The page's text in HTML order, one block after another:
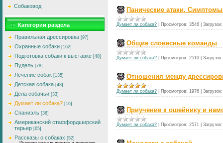
Собаковод
Категории раздела
Правильная дрессировка [97]
Охранные собаки [162]
Подготовка собаки к выставке [40]
Пудель [78]
Лечение собак [135]
Детская собака [48]
Дела собачьи [33]
Думает ли собака? [16]
Спаниэль [36]
Американский стаффордширский
терьер [65]
Рассказы о собаках [52]
Панические атаки.
Думает ли собака? Просмотров: 3546 Загрузок:
Общие словесные команды
Думает ли собака? Просмотров: 2510 Загрузок:
Отношения между
Думает ли собака? Просмотров: 1976 Загрузок:
Приучение к ошейнику и
Думает ли собака? Просмотров: 2571 Загрузок: